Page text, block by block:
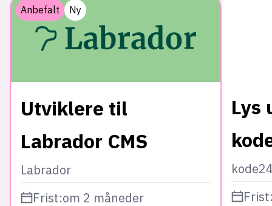
Anbefalt Ny
Utviklere til
Labrador CMS
Labrador
Frist:om 2 måneder
Lys